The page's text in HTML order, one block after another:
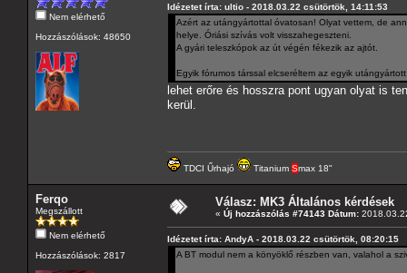
Nem elérhető
Hozzászólások: 48650
Idézetet írta: ultio - 2018.03.22 csütörtök, 14:11:53
Azért az utángyártottal óvatosan! Olyat vettem, de
helye. Óriási szívás volt visszahegeszteni.
A gyári teleszkópok az út végén fékezik az ajtót.
Egyik fórumos társsal elcseréltem az egyik
lehet erőre és hosszra pont ugyan olyat is
kerül.
TDCI Űrhajó Titanium Smax 18"
Ferqo
Megszállott
Nem elérhető
Hozzászólások: 2817
Válasz: MK3 Általános kérdések
« Új hozzászólás #74143 Dátum:
Idézetet írta: AndyA - 2018.03.22 csütörtök, 08:20:15
A BT modul nem a könyöklő részben van, valahol a